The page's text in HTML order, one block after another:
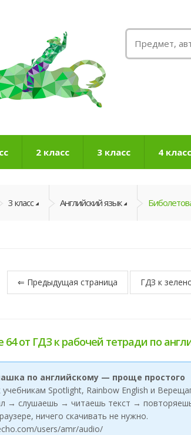
2 класс 3 класс 4 класс
3 класс Английский язык
⇐ Предыдущая страница ГДЗ к
64 от ГДЗ к рабочей тетради по
по английскому — проще простого
учебникам Spotlight, Rainbow English и
→ слушаешь → читаешь текст →
ничего скачивать не нужно.
users/amr/audio/